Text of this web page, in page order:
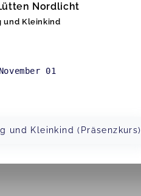
Nordlicht
und Kleinkind
November 01
und Kleinkind (Präsenzkurs)